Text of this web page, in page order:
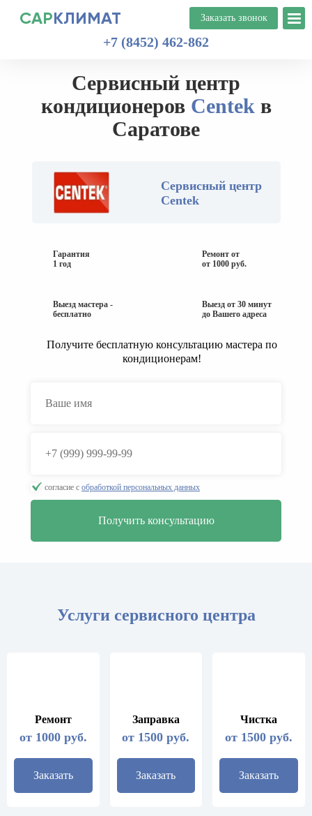
САРКЛИМАТ
+7 (8452) 462-862
Сервисный центр
кондиционеров Centek в
Саратове
Сервисный центр
Centek
Гарантия
1 год
Ремонт от
от 1000 руб.
Выезд мастера -
бесплатно
Выезд от 30 минут
до Вашего адреса
Получите бесплатную консультацию мастера по
кондиционерам!
согласие с обработкой персональных данных
Услуги сервисного центра
Ремонт
от 1000 руб.
Заказать
Заправка
от 1500 руб.
Заказать
Чистка
от 1500 руб.
Заказать